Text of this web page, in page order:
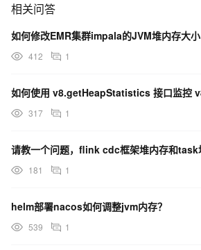
相关问答
如何修改EMR集群impala的JVM堆内存大小
412 1
317 1
181 1
helm部署nacos如何调整jvm内存？
539 1